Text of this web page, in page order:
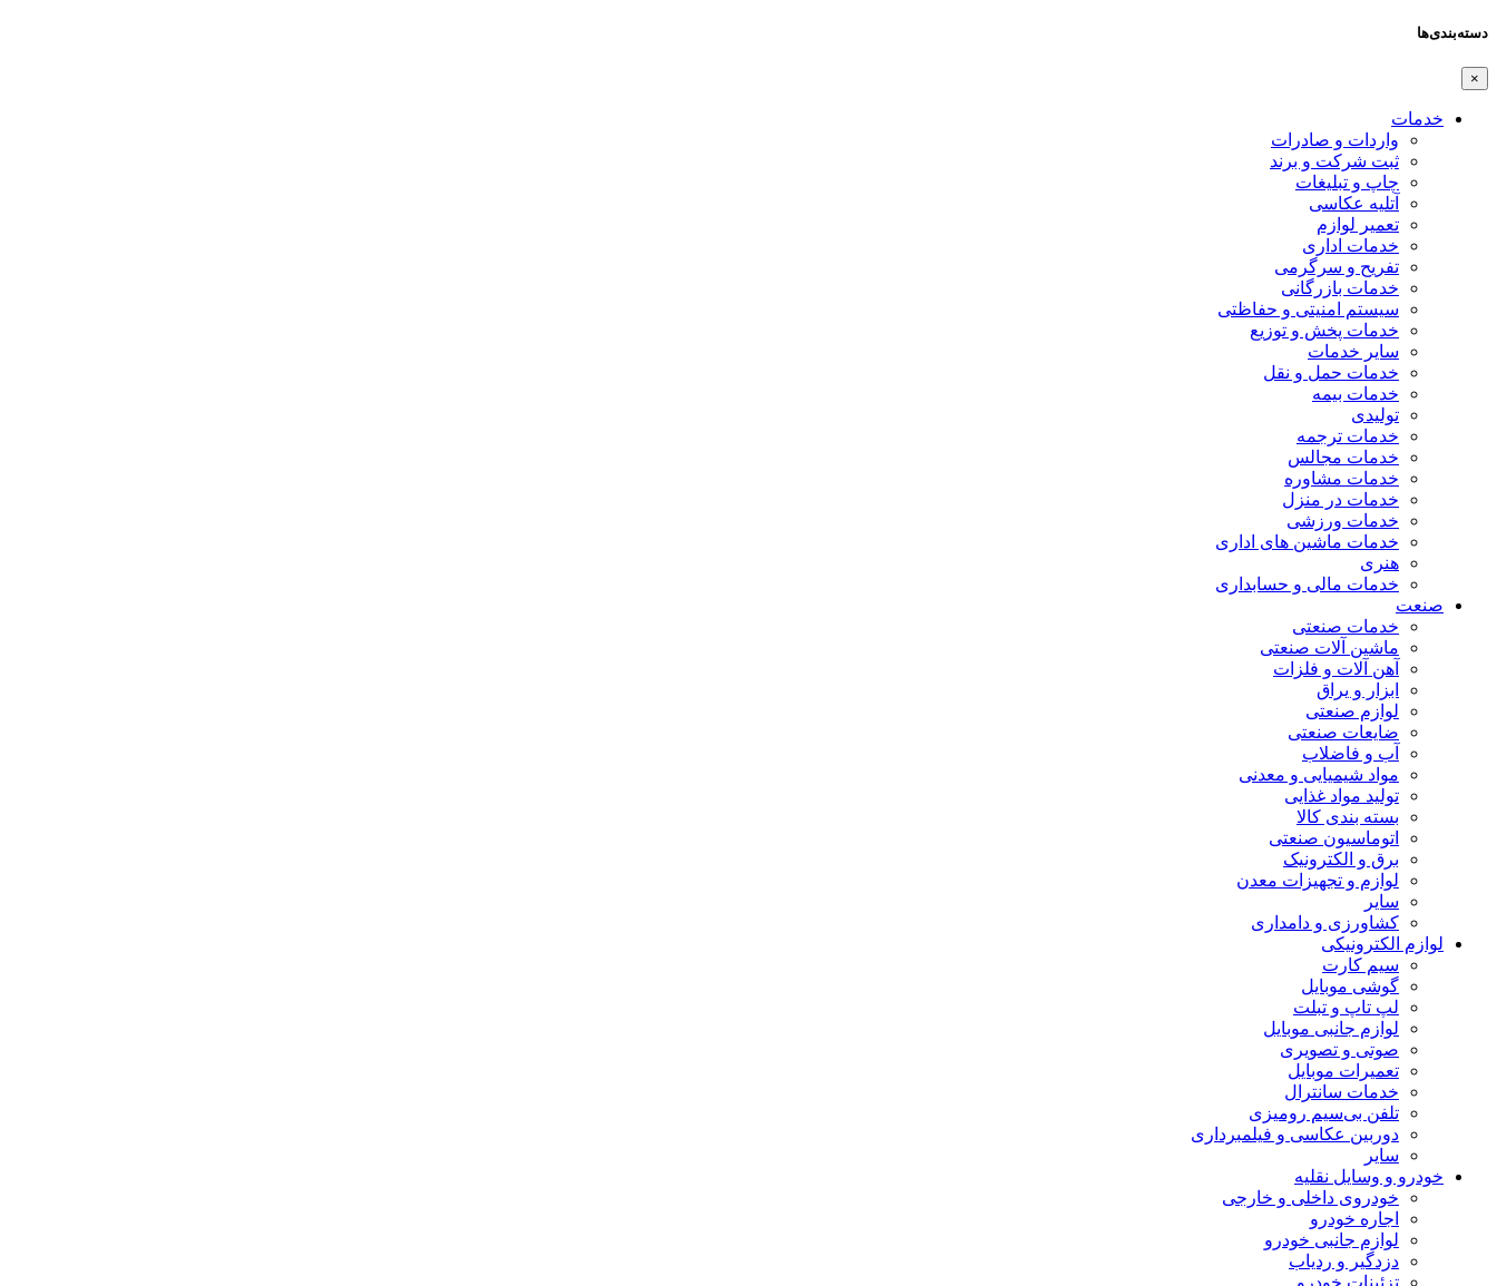
دسته‌بندی‌ها
×
خدمات
واردات و صادرات
ثبت شرکت و برند
چاپ و تبلیغات
آتلیه عکاسی
تعمیر لوازم
خدمات اداری
تفریح و سرگرمی
خدمات بازرگانی
سیستم امنیتی و حفاظتی
خدمات پخش و توزیع
سایر خدمات
خدمات حمل و نقل
خدمات بیمه
تولیدی
خدمات ترجمه
خدمات مجالس
خدمات مشاوره
خدمات در منزل
خدمات ورزشی
خدمات ماشین های اداری
هنری
خدمات مالی و حسابداری
صنعت
خدمات صنعتی
ماشین آلات صنعتی
آهن آلات و فلزات
ابزار و یراق
لوازم صنعتی
ضایعات صنعتی
آب و فاضلاب
مواد شیمیایی و معدنی
تولید مواد غذایی
بسته بندی کالا
اتوماسیون صنعتی
برق و الکترونیک
لوازم و تجهیزات معدن
سایر
کشاورزی و دامداری
لوازم الکترونیکی
سیم کارت
گوشی موبایل
لپ تاپ و تبلت
لوازم جانبی موبایل
صوتی و تصویری
تعمیرات موبایل
خدمات سانترال
تلفن بی‌سیم رومیزی
دوربین عکاسی و فیلمبرداری
سایر
خودرو و وسایل نقلیه
خودروی داخلی و خارجی
اجاره خودرو
لوازم جانبی خودرو
دزدگیر و ردیاب